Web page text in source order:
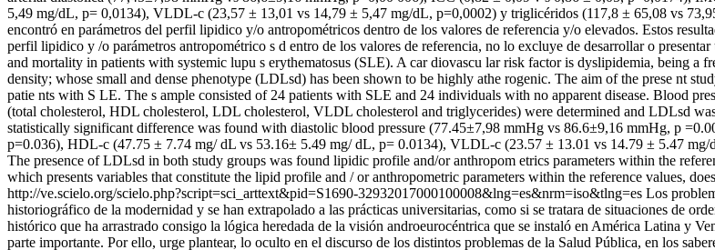
5,49 mg/dL, p= 0,0134), VLDL-c (23,57 ± 13,01 vs 14,79 ± 5,47 mg/dL, p=0,0002) y triglicéridos (117,8 ± 65,08 vs
encontró en parámetros del perfil lipidico y/o antropométricos dentro de los valores de referencia y/o elevados. Estos
perfil lipidico y /o parámetros antropométrico s d entro de los valores de referencia, no lo excluye de desarrollar o
and mortality in patients with systemic lupu s erythematosus (SLE). A car diovascu lar risk factor is dyslipidemia, being a
density; whose small and dense phenotype (LDLsd) has been shown to be highly athe rogenic. The aim of the prese nt
patie nts with S LE. The s ample consisted of 24 patients with SLE and 24 individuals with no apparent disease. Blood
(total cholesterol, HDL cholesterol, LDL cholesterol, VLDL cholesterol and triglycerides) were determined and LDLsd
statistically significant difference was found with diastolic blood pressure (77.45±7,98 mmHg vs 86.6±9,16 mmHg, p
p=0.036), HDL-c (47.75 ± 7.74 mg/ dL vs 53.16± 5.49 mg/ dL, p= 0.0134), VLDL-c (23.57 ± 13.01 vs 14.79 ± 5.47
The presence of LDLsd in both study groups was found lipidic profile and/or anthropom etrics parameters within the
which presents variables that constitute the lipid profile and / or anthropometric parameters within the reference values,
http://ve.scielo.org/scielo.php?script=sci_arttext&pid=S1690-32932017000100008&lng=es&nrm=iso&tlng=es Los
historiográfico de la modernidad y se han extrapolado a las prácticas universitarias, como si se tratara de situaciones de
histórico que ha arrastrado consigo la lógica heredada de la visión androeurocéntrica que se instaló en América Latina y
parte importante. Por ello, urge plantear, lo oculto en el discurso de los distintos problemas de la Salud Pública, en los